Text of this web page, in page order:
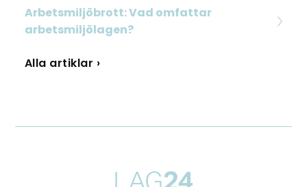
Arbetsmiljöbrott: Vad omfattar
arbetsmiljölagen?
Alla artiklar ›